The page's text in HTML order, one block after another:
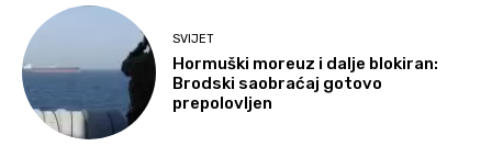
SVIJET
Hormuški moreuz i dalje blokiran:
Brodski saobraćaj gotovo
prepolovljen